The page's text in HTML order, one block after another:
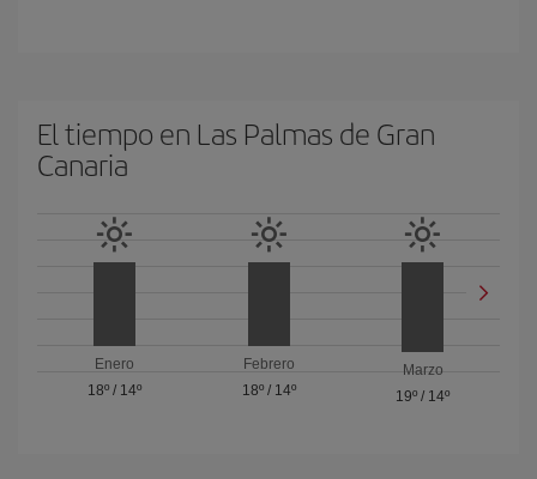
El tiempo en Las Palmas de Gran
Canaria
Enero
18º/ 14º
Febrero
18º/ 14º
Marzo
19º / 14º